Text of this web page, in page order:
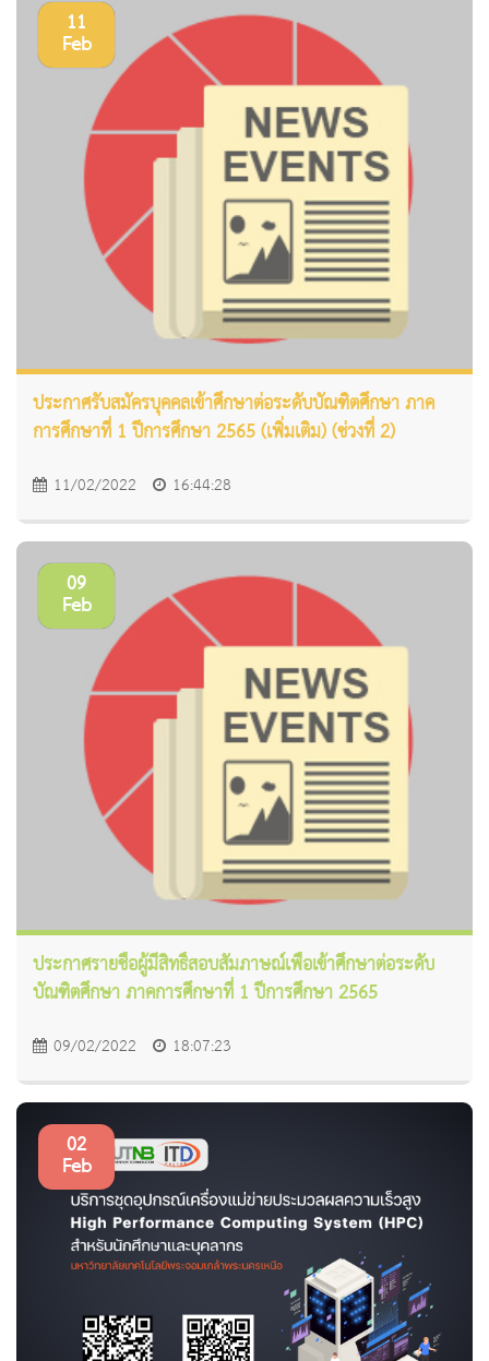
11
Feb
ประกาศรับสมัครบุคคลเข้าศึกษาต่อระดับบัณฑิตศึกษา ภาค
การศึกษาที่ 1 ปีการศึกษา 2565 (เพิ่มเติม) (ช่วงที่ 2)
11/02/2022 16:44:28
09
Feb
ประกาศรายชื่อผู้มีสิทธิ์สอบสัมภาษณ์เพื่อเข้าศึกษาต่อระดับ
บัณฑิตศึกษา ภาคการศึกษาที่ 1 ปีการศึกษา 2565
09/02/2022 18:07:23
02
Feb